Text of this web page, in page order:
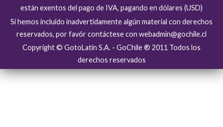
están exentos del pago de IVA, pagando en dólares (USD)
Si hemos incluído inadvertidamente algún material con derechos
reservados, por favór contáctese con webadmin@gochile.cl
Copyright © GotoLatin S.A. - GoChile ® 2011 Todos los
derechos reservados